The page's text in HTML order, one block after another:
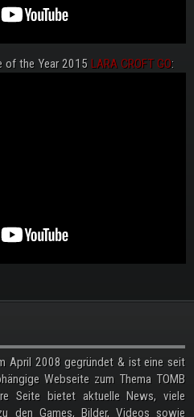
of the Year 2015 LARA CROFT GO:
April 2008 gegründet & ist eine seit
Webseite zum Thema TOMB
Seite bietet aktuelle News, viele
den Games, Bilder, Videos sowie